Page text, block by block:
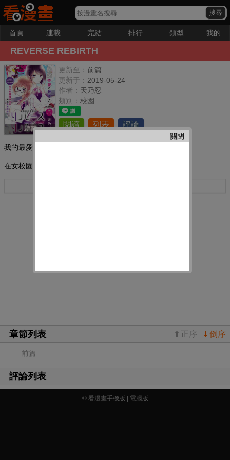
首頁 連載 完結 排行 類型 我的
REVERSE REBIRTH
連載
更新至： 前篇
更新于： 2019-05-24
作者： 天乃忍
類別： 校園
閱讀 列表 評論
我的最愛：
在女校園里發生的秘密戀愛物語！
章節列表 倒序
正序
前篇
評論列表
關閉
© 看漫畫手機版 | 電腦版